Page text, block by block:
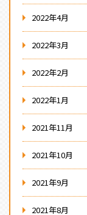
2022年4月
2022年3月
2022年2月
2022年1月
2021年11月
2021年10月
2021年9月
2021年8月